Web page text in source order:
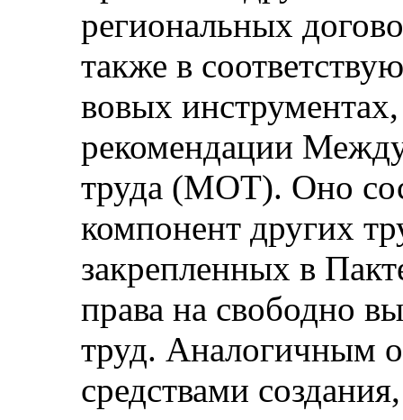
региональных
также в
вовых
рекомендации
труда (МОТ). Оно
компонент других
закрепленных в
права на свободно
труд. Аналогичным
средствами